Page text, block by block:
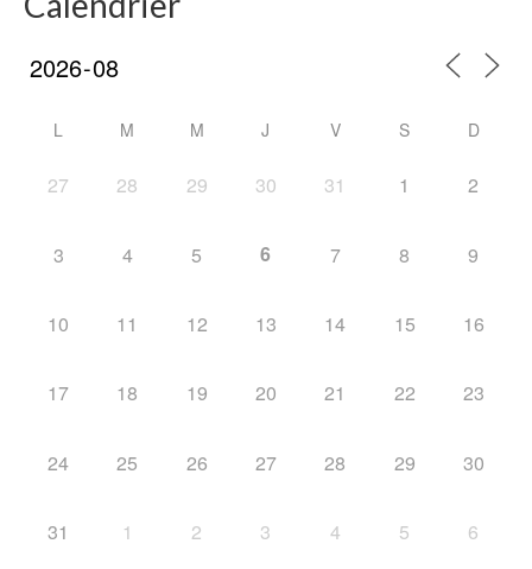
L M M J V S D
27 28 29 30 31 1 2
3 4 5 6 7 8 9
10 11 12 13 14 15 16
17 18 19 20 21 22 23
24 25 26 27 28 29 30
31 1 2 3 4 5 6